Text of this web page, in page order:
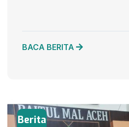
BACA BERITA
Berita